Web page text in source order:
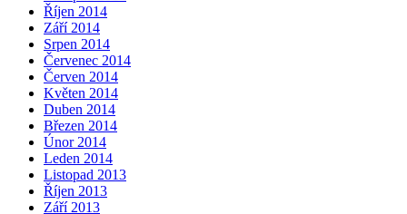
Říjen 2014
Září 2014
Srpen 2014
Červenec 2014
Červen 2014
Květen 2014
Duben 2014
Březen 2014
Únor 2014
Leden 2014
Listopad 2013
Říjen 2013
Září 2013